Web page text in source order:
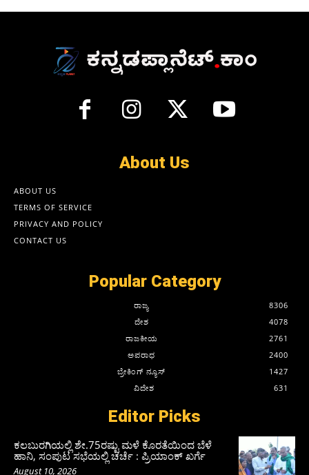
About Us
ABOUT US
TERMS OF SERVICE
PRIVACY AND POLICY
CONTACT US
Popular Category
ರಾಜ್ಯ
8306
ದೇಶ
4078
ರಾಜಕೀಯ
2761
ಅಪರಾಧ
2400
ಬ್ರೇಕಿಂಗ್ ನ್ಯೂಸ್
1427
ವಿದೇಶ
631
Editor Picks
ಕಲಬುರಗಿಯಲ್ಲಿ ಶೇ.75ರಷ್ಟು ಮಳೆ ಕೊರತೆಯಿಂದ ಬೆಳೆ
ಹಾನಿ, ಸಂಪುಟ‌ ಸಭೆಯಲ್ಲಿ ಚರ್ಚೆ : ಪ್ರಿಯಾಂಕ್ ಖರ್ಗೆ
August 10, 2026